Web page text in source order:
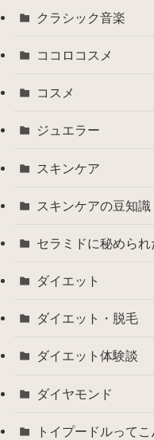
クラシック音楽
ココロコスメ
コスメ
ジュエラー
スキンケア
スキンケアの豆知識
セラミドに秘めら
ダイエット
ダイエット・脱毛
ダイエット体験談
ダイヤモンド
トイプードルって